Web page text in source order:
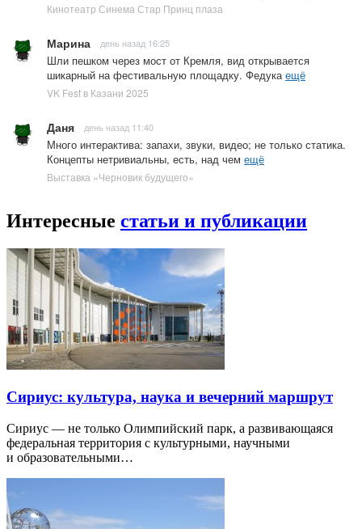
Кинотеатр Синема Стар Принц плаза
Марина день назад 16:25
Шли пешком через мост от Кремля, вид открывается
шикарный на фестивальную площадку. Федукаещё
VK Fest в Казани 2025
Даня день назад 11:40
Много интерактива: запахи, звуки, видео; не только статика.
Концепты нетривиальны, есть, над чем ещё
Выставка «Черновик будущего»
Интересные статьи и публикации
Сириус: культура, наука и вечерний маршрут
Сириус — не только Олимпийский парк, а развивающаяся
федеральная территория с культурными, научными
и образовательными…